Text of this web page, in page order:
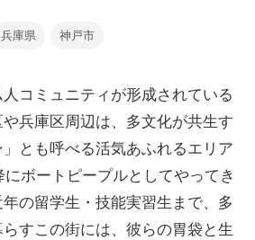
兵庫県 神戸市
コミュニティが形成されている
兵庫区周辺は、多文化が共生す
とも呼べる活気あふれるエリア
ボートピープルとしてやってき
の留学生・技能実習生まで、多
すこの街には、彼らの胃袋と生